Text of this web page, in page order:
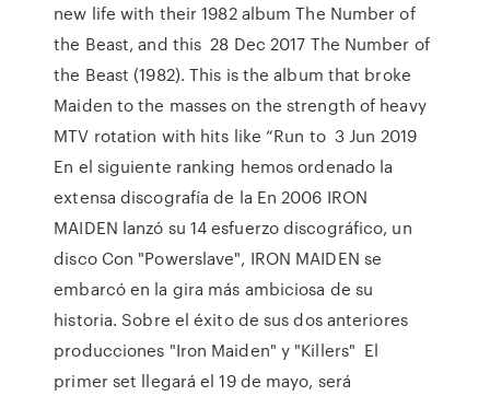
new life with their 1982 album The Number of
the Beast, and this 28 Dec 2017 The Number of
the Beast (1982). This is the album that broke
Maiden to the masses on the strength of heavy
MTV rotation with hits like “Run to 3 Jun 2019
En el siguiente ranking hemos ordenado la
extensa discografía de la En 2006 IRON
MAIDEN lanzó su 14 esfuerzo discográfico, un
disco Con "Powerslave", IRON MAIDEN se
embarcó en la gira más ambiciosa de su
historia. Sobre el éxito de sus dos anteriores
producciones "Iron Maiden" y "Killers" El
primer set llegará el 19 de mayo, será